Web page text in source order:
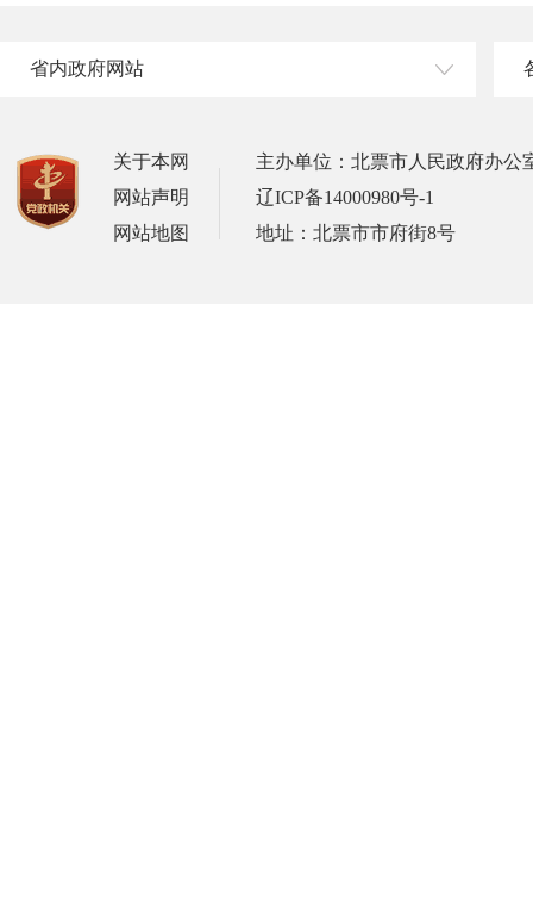
省内政府网站
关于本网
网站声明
网站地图
主办单位：北票市人民政府办公
辽ICP备14000980号-1
地址：北票市市府街8号